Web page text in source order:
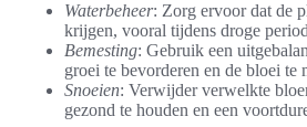
Waterbeheer: Zorg ervoor dat de
krijgen, vooral tijdens droge
Bemesting: Gebruik een
groei te bevorderen en de bloei te
Snoeien: Verwijder verwelkte
gezond te houden en een